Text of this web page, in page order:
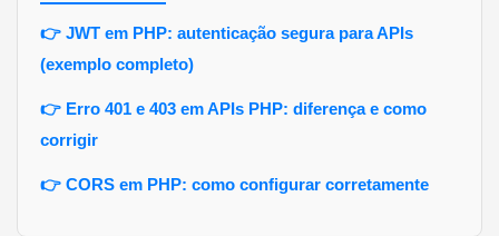
👉 JWT em PHP: autenticação segura para APIs
(exemplo completo)
👉 Erro 401 e 403 em APIs PHP: diferença e como
corrigir
👉 CORS em PHP: como configurar corretamente